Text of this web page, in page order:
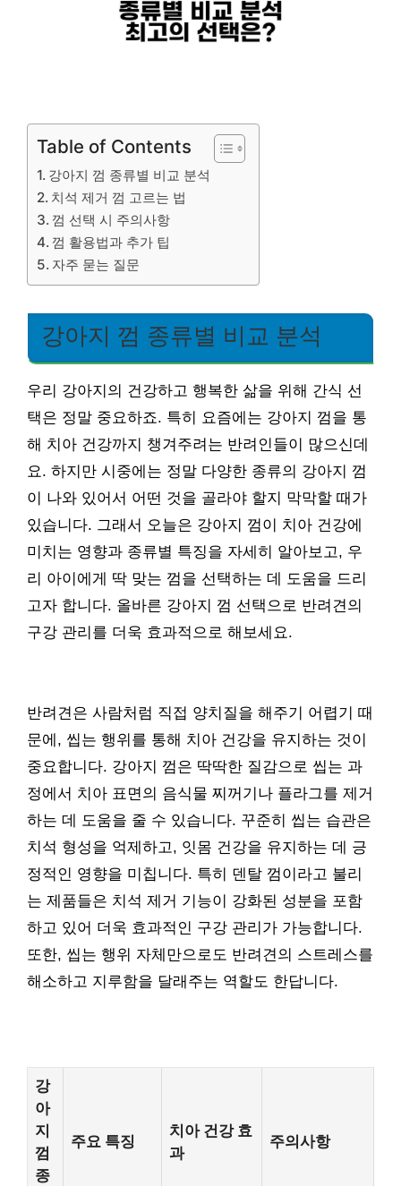
Table of Contents
강아지 껌 종류별 비교 분석
치석 제거 껌 고르는 법
껌 선택 시 주의사항
껌 활용법과 추가 팁
자주 묻는 질문
강아지 껌 종류별 비교 분석
우리 강아지의 건강하고 행복한 삶을 위해 간식 선
택은 정말 중요하죠. 특히 요즘에는 강아지 껌을 통
해 치아 건강까지 챙겨주려는 반려인들이 많으신데
요. 하지만 시중에는 정말 다양한 종류의 강아지 껌
이 나와 있어서 어떤 것을 골라야 할지 막막할 때가
있습니다. 그래서 오늘은 강아지 껌이 치아 건강에
미치는 영향과 종류별 특징을 자세히 알아보고, 우
리 아이에게 딱 맞는 껌을 선택하는 데 도움을 드리
고자 합니다. 올바른 강아지 껌 선택으로 반려견의
구강 관리를 더욱 효과적으로 해보세요.
반려견은 사람처럼 직접 양치질을 해주기 어렵기 때
문에, 씹는 행위를 통해 치아 건강을 유지하는 것이
중요합니다. 강아지 껌은 딱딱한 질감으로 씹는 과
정에서 치아 표면의 음식물 찌꺼기나 플라그를 제거
하는 데 도움을 줄 수 있습니다. 꾸준히 씹는 습관은
치석 형성을 억제하고, 잇몸 건강을 유지하는 데 긍
정적인 영향을 미칩니다. 특히 덴탈 껌이라고 불리
는 제품들은 치석 제거 기능이 강화된 성분을 포함
하고 있어 더욱 효과적인 구강 관리가 가능합니다.
또한, 씹는 행위 자체만으로도 반려견의 스트레스를
해소하고 지루함을 달래주는 역할도 한답니다.
강
아
지
껌
종
주요 특징
치아 건강 효
과
주의사항